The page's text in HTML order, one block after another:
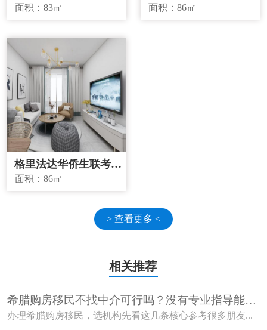
宜房源
面积：83㎡
源
面积：86㎡
格里法达华侨生联考学
校学区房
面积：86㎡
> 查看更多 <
相关推荐
希腊购房移民不找中介可行吗？没有专业指导能顺
利获批吗？
办理希腊购房移民，选机构先看这几条核心参考很多朋友...